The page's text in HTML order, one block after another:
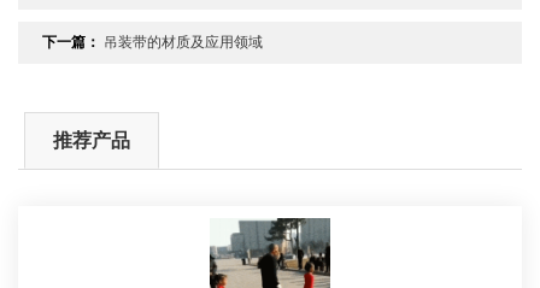
下一篇： 吊装带的材质及应用领域
推荐产品